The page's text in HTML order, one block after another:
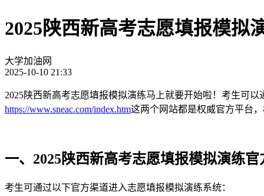
2025陕西新高考志愿填报模拟
大学加油网
2025-10-10 21:33
2025陕西新高考志愿填报模拟演练马上就要开始啦！考生可
https://www.sneac.com/index.htm这两个网站都是权威官方平台
一、2025陕西新高考志愿填报模拟演练官
考生可通过以下官方渠道进入志愿填报模拟演练系统：